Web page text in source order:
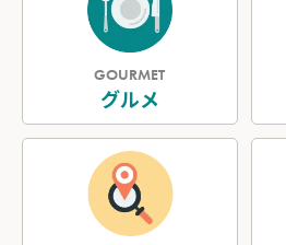
GOURMET
グルメ